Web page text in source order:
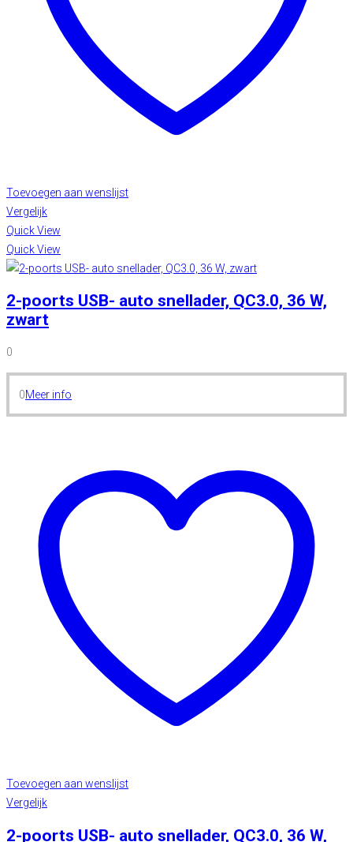
Toevoegen aan wenslijst
Vergelijk
Quick View
Quick View
2-poorts USB- auto snellader, QC3.0, 36 W,
zwart
0
0Meer info
Toevoegen aan wenslijst
Vergelijk
2-poorts USB- auto snellader, QC3.0, 36 W,